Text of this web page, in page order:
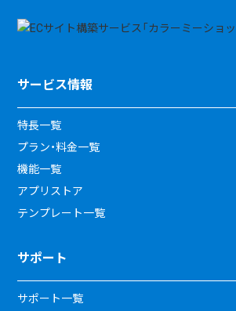
サービス情報
特長一覧
プラン・料金一覧
機能一覧
アプリストア
テンプレート一覧
サポート
サポート一覧